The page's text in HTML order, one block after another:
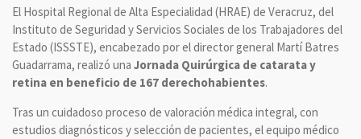
El Hospital Regional de Alta Especialidad (HRAE) de Veracruz, del
Instituto de Seguridad y Servicios Sociales de los Trabajadores del
Estado (ISSSTE), encabezado por el director general Martí Batres
Guadarrama, realizó una Jornada Quirúrgica de catarata y
retina en beneficio de 167 derechohabientes.
Tras un cuidadoso proceso de valoración médica integral, con
estudios diagnósticos y selección de pacientes, el equipo médico